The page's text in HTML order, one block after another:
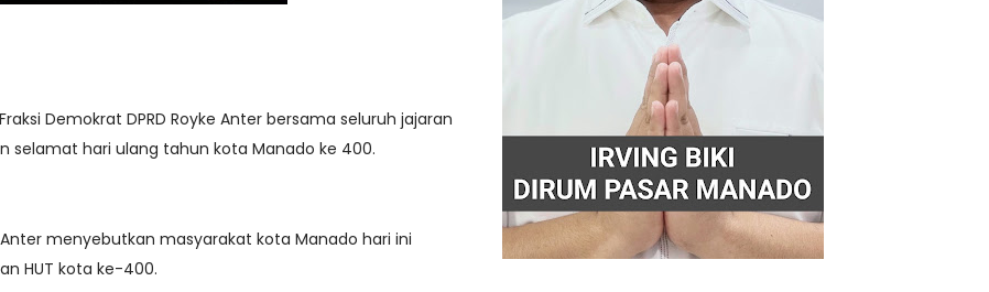
Demokrat DPRD Royke Anter bersama seluruh jajaran
selamat hari ulang tahun kota Manado ke 400.
menyebutkan masyarakat kota Manado hari ini
HUT kota ke-400.